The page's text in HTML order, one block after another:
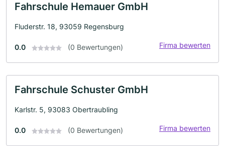
Fahrschule Hemauer GmbH
Fluderstr. 18, 93059 Regensburg
0.0 (0 Bewertungen) Firma bewerten
Fahrschule Schuster GmbH
Karlstr. 5, 93083 Obertraubling
0.0 (0 Bewertungen) Firma bewerten